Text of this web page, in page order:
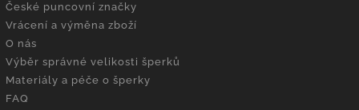
České puncovní značky
Vrácení a výměna zboží
O nás
Výběr správné velikosti šperků
Materiály a péče o šperky
FAQ